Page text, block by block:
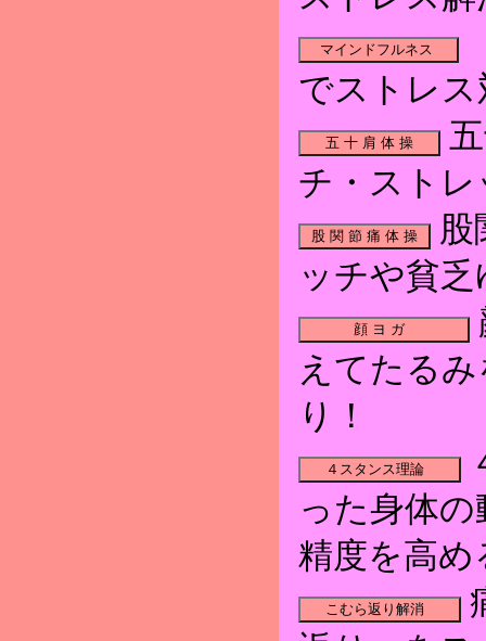
でストレ
チ・スト
股
ッチや貧
えてたる
り！
った身体
精度を高め